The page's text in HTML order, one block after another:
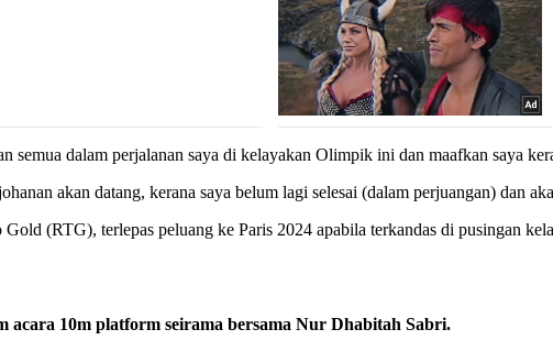
semua dalam perjalanan saya di kelayakan Olimpik ini dan maafkan saya
akan datang, kerana saya belum lagi selesai (dalam perjuangan) dan
(RTG), terlepas peluang ke Paris 2024 apabila terkandas di pusingan
acara 10m platform seirama bersama Nur Dhabitah Sabri.